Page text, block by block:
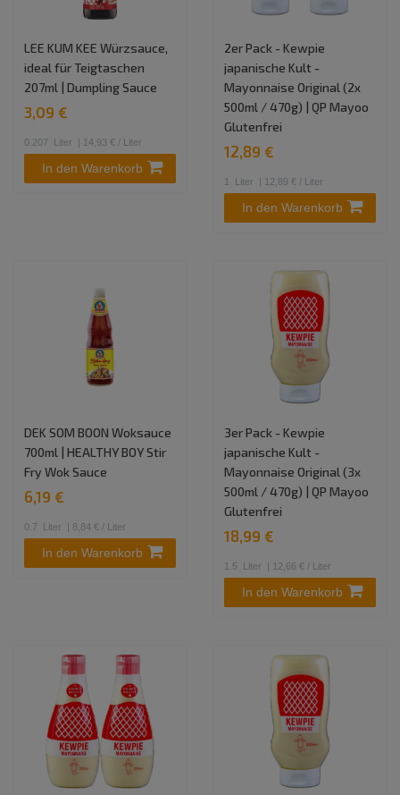
LEE KUM KEE Würzsauce,
ideal für Teigtaschen
207ml | Dumpling Sauce
3,09 €
0.207 Liter | 14,93 € / Liter
In den Warenkorb
2er Pack - Kewpie
japanische Kult -
Mayonnaise Original (2x
500ml / 470g) | QP Mayoo
Glutenfrei
12,89 €
1 Liter | 12,89 € / Liter
In den Warenkorb
DEK SOM BOON Woksauce
700ml | HEALTHY BOY Stir
Fry Wok Sauce
6,19 €
0.7 Liter | 8,84 € / Liter
In den Warenkorb
3er Pack - Kewpie
japanische Kult -
Mayonnaise Original (3x
500ml / 470g) | QP Mayoo
Glutenfrei
18,99 €
1.5 Liter | 12,66 € / Liter
In den Warenkorb